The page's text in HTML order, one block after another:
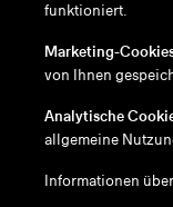
en/nl/fr/de
Disclaimer
Cookie-Richtlinie
funktioniert.
Marketing-
von Ihnen
Analytische
allgemeine
Informationen